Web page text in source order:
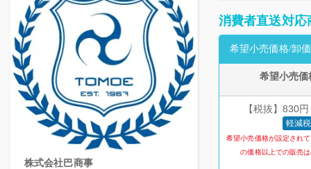
株式会社巴商事
消費者直送対応
希望小売価格/卸
希望小売価
【税抜】830
軽減
希望小売価格が設定され
の価格以上での販売